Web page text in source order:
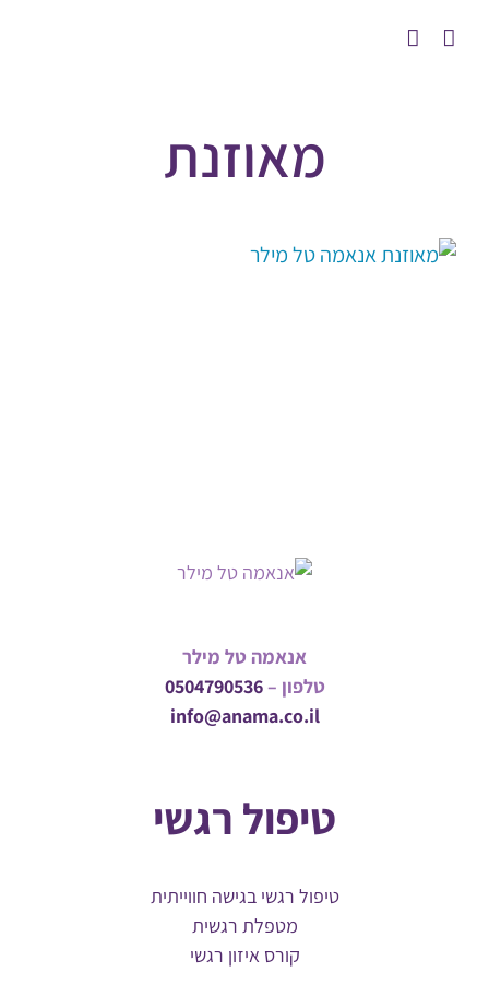
לתוכן
מאוזנת
אנאמה טל מילר
טלפון –0504790536
info@anama.co.il
טיפול רגשי
טיפול רגשי בגישה חווייתית
מטפלת רגשית
קורס איזון רגשי